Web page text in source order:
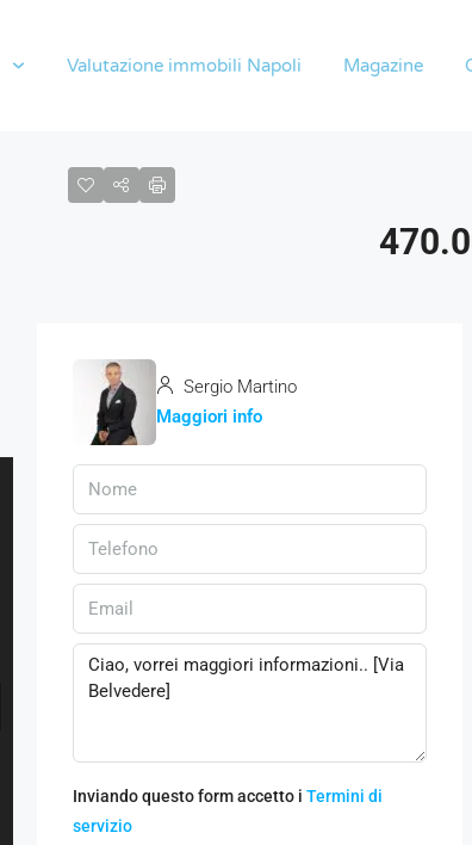
Valutazione immobili Napoli Magazine
Sergio Martino
Maggiori info
Inviando questo form accetto i Termini di
servizio